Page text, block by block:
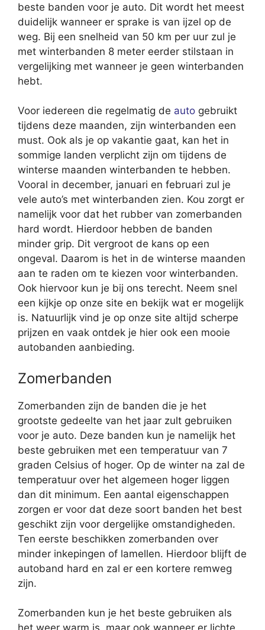
beste banden voor je auto. Dit wordt het meest
duidelijk wanneer er sprake is van ijzel op de
weg. Bij een snelheid van 50 km per uur zul je
met winterbanden 8 meter eerder stilstaan in
vergelijking met wanneer je geen winterbanden
hebt.
Voor iedereen die regelmatig de auto gebruikt
tijdens deze maanden, zijn winterbanden een
must. Ook als je op vakantie gaat, kan het in
sommige landen verplicht zijn om tijdens de
winterse maanden winterbanden te hebben.
Vooral in december, januari en februari zul je
vele auto’s met winterbanden zien. Kou zorgt er
namelijk voor dat het rubber van zomerbanden
hard wordt. Hierdoor hebben de banden
minder grip. Dit vergroot de kans op een
ongeval. Daarom is het in de winterse maanden
aan te raden om te kiezen voor winterbanden.
Ook hiervoor kun je bij ons terecht. Neem snel
een kijkje op onze site en bekijk wat er mogelijk
is. Natuurlijk vind je op onze site altijd scherpe
prijzen en vaak ontdek je hier ook een mooie
autobanden aanbieding.
Zomerbanden
Zomerbanden zijn de banden die je het
grootste gedeelte van het jaar zult gebruiken
voor je auto. Deze banden kun je namelijk het
beste gebruiken met een temperatuur van 7
graden Celsius of hoger. Op de winter na zal de
temperatuur over het algemeen hoger liggen
dan dit minimum. Een aantal eigenschappen
zorgen er voor dat deze soort banden het best
geschikt zijn voor dergelijke omstandigheden.
Ten eerste beschikken zomerbanden over
minder inkepingen of lamellen. Hierdoor blijft de
autoband hard en zal er een kortere remweg
zijn.
Zomerbanden kun je het beste gebruiken als